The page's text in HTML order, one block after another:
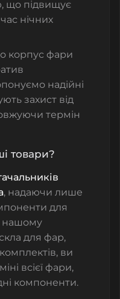
що підвищує
нічних
корпус фари
надійні
захист від
термін
товари?
, надаючи лише
для
нашому
скла для фар,
, ви
всієї фари,
компоненти.